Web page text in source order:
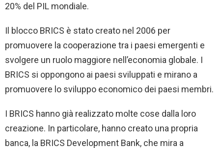
20% del PIL mondiale.
Il blocco BRICS è stato creato nel 2006 per
promuovere la cooperazione tra i paesi emergenti e
svolgere un ruolo maggiore nell’economia globale. I
BRICS si oppongono ai paesi sviluppati e mirano a
promuovere lo sviluppo economico dei paesi membri.
I BRICS hanno già realizzato molte cose dalla loro
creazione. In particolare, hanno creato una propria
banca, la BRICS Development Bank, che mira a